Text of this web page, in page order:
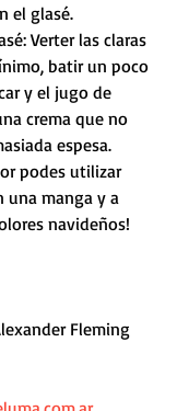
el glasé.
Verter las claras
batir un poco
y el jugo de
crema que no
espesa.
podes utilizar
una manga y a
navideños!
Fleming